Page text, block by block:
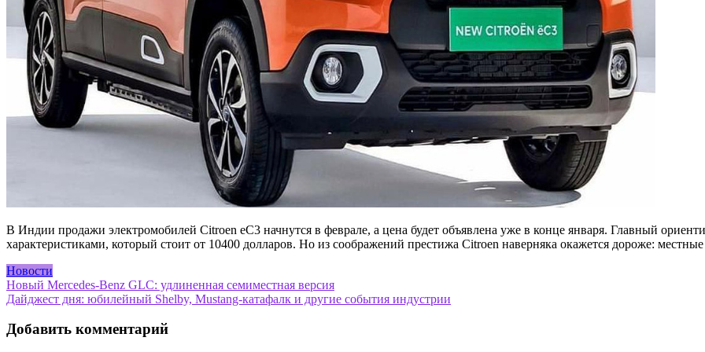
В Индии продажи электромобилей Citroen eC3 начнутся в феврале, а цена будет объявлена уже в конце января. Главный
характеристиками, который стоит от 10400 долларов. Но из соображений престижа Citroen наверняка окажется дороже:
Новости
Навигация
по
записям
Новый Mercedes-Benz GLC: удлиненная семиместная версия
Дайджест дня: юбилейный Shelby, Mustang-катафалк и другие события индустрии
Добавить комментарий